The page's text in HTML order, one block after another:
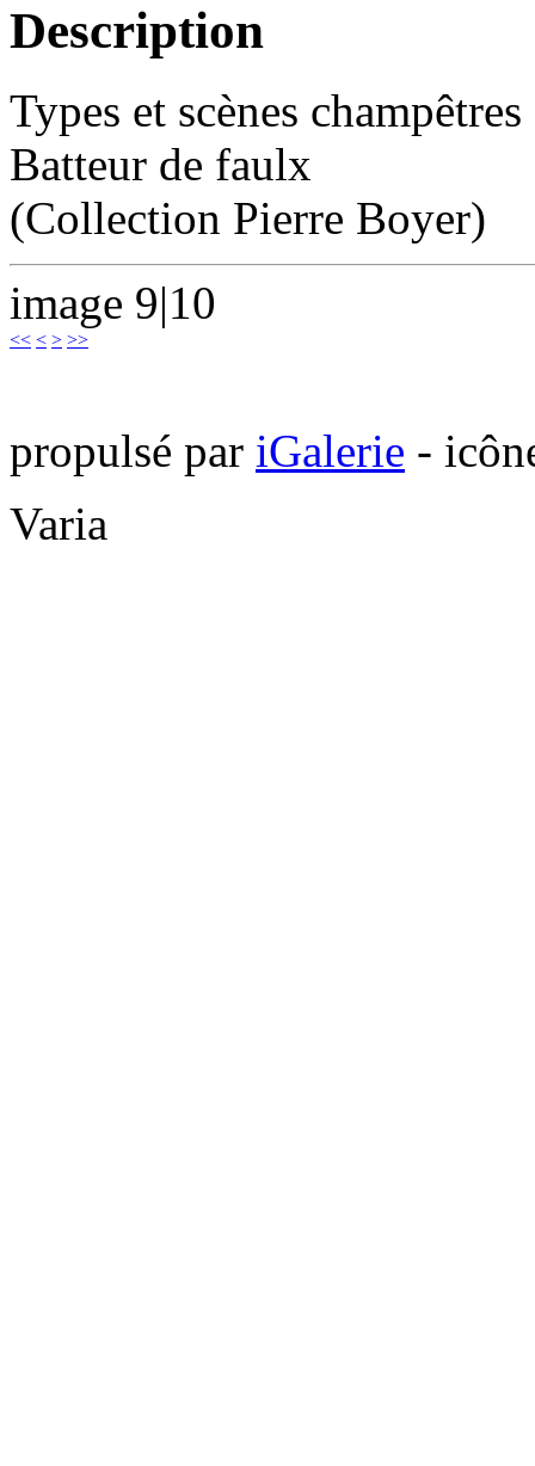
Description
Types et scènes champêtres
Batteur de faulx
(Collection Pierre Boyer)
image 9|10
<< < > >>
propulsé par iGalerie -
Varia